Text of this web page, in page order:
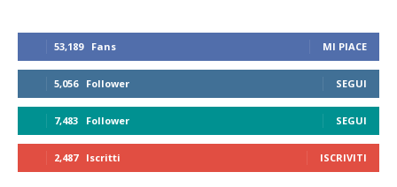
53,189 Fans MI PIACE
5,056 Follower SEGUI
7,483 Follower SEGUI
2,487 Iscritti ISCRIVITI